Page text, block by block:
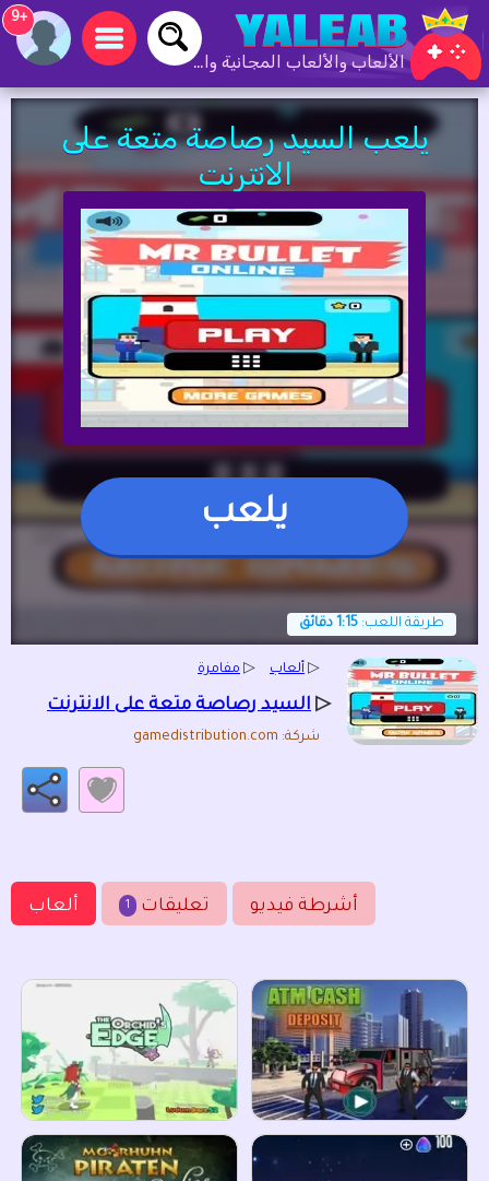
الألعاب والألعاب المجانية والألعاب عبر الإنترنت
+9
يلعب السيد رصاصة متعة على
الانترنت
يلعب
طريقة اللعب: 1:15 دقائق
▷ ألعاب ▷ مفامرة
▷ السيد رصاصة متعة على الانترنت
شركة: gamedistribution.com
ألعاب 1 تعليقات أشرطة فيديو